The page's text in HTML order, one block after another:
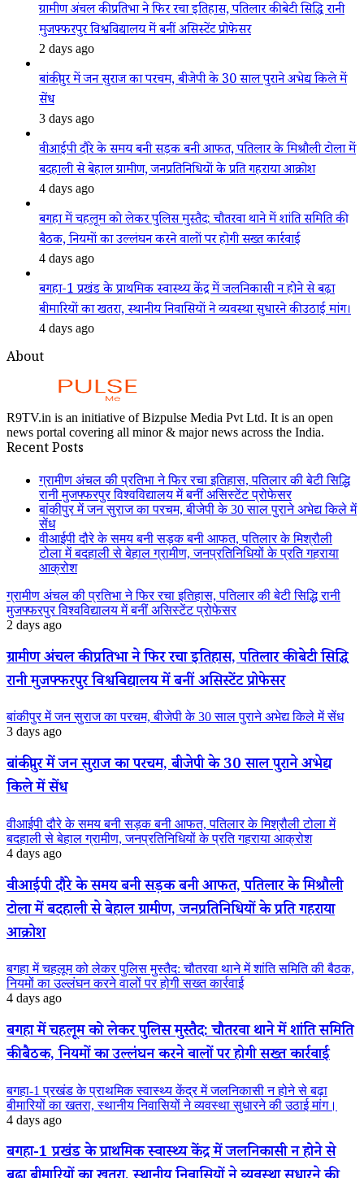
ग्रामीण अंचल की प्रतिभा ने फिर रचा इतिहास, पतिलार की बेटी सिद्धि रानी
मुजफ्फरपुर विश्वविद्यालय में बनीं असिस्टेंट प्रोफेसर
2 days ago
बांकीपुर में जन सुराज का परचम, बीजेपी के 30 साल पुराने अभेद्य किले में
सेंध
3 days ago
वीआईपी दौरे के समय बनी सड़क बनी आफत, पतिलार के मिश्रौली टोला में
बदहाली से बेहाल ग्रामीण, जनप्रतिनिधियों के प्रति गहराया आक्रोश
4 days ago
बगहा में चहलूम को लेकर पुलिस मुस्तैद: चौतरवा थाने में शांति समिति की
बैठक, नियमों का उल्लंघन करने वालों पर होगी सख्त कार्रवाई
4 days ago
बगहा-1 प्रखंड के प्राथमिक स्वास्थ्य केंद्र में जलनिकासी न होने से बढ़ा
बीमारियों का खतरा, स्थानीय निवासियों ने व्यवस्था सुधारने की उठाई मांग।
4 days ago
About
R9TV.in is an initiative of Bizpulse Media Pvt Ltd. It is an open
news portal covering all minor & major news across the India.
Recent Posts
ग्रामीण अंचल की प्रतिभा ने फिर रचा इतिहास, पतिलार की बेटी सिद्धि
रानी मुजफ्फरपुर विश्वविद्यालय में बनीं असिस्टेंट प्रोफेसर
बांकीपुर में जन सुराज का परचम, बीजेपी के 30 साल पुराने अभेद्य किले में
सेंध
वीआईपी दौरे के समय बनी सड़क बनी आफत, पतिलार के मिश्रौली
टोला में बदहाली से बेहाल ग्रामीण, जनप्रतिनिधियों के प्रति गहराया
आक्रोश
ग्रामीण अंचल की प्रतिभा ने फिर रचा इतिहास, पतिलार की बेटी सिद्धि रानी
मुजफ्फरपुर विश्वविद्यालय में बनीं असिस्टेंट प्रोफेसर
2 days ago
ग्रामीण अंचल की प्रतिभा ने फिर रचा इतिहास, पतिलार की बेटी सिद्धि
रानी मुजफ्फरपुर विश्वविद्यालय में बनीं असिस्टेंट प्रोफेसर
बांकीपुर में जन सुराज का परचम, बीजेपी के 30 साल पुराने अभेद्य किले में सेंध
3 days ago
बांकीपुर में जन सुराज का परचम, बीजेपी के 30 साल पुराने अभेद्य
किले में सेंध
वीआईपी दौरे के समय बनी सड़क बनी आफत, पतिलार के मिश्रौली टोला में
बदहाली से बेहाल ग्रामीण, जनप्रतिनिधियों के प्रति गहराया आक्रोश
4 days ago
वीआईपी दौरे के समय बनी सड़क बनी आफत, पतिलार के मिश्रौली
टोला में बदहाली से बेहाल ग्रामीण, जनप्रतिनिधियों के प्रति गहराया
आक्रोश
बगहा में चहलूम को लेकर पुलिस मुस्तैद: चौतरवा थाने में शांति समिति की बैठक,
नियमों का उल्लंघन करने वालों पर होगी सख्त कार्रवाई
4 days ago
बगहा में चहलूम को लेकर पुलिस मुस्तैद: चौतरवा थाने में शांति समिति
की बैठक, नियमों का उल्लंघन करने वालों पर होगी सख्त कार्रवाई
बगहा-1 प्रखंड के प्राथमिक स्वास्थ्य केंद्र में जलनिकासी न होने से बढ़ा
बीमारियों का खतरा, स्थानीय निवासियों ने व्यवस्था सुधारने की उठाई मांग।
4 days ago
बगहा-1 प्रखंड के प्राथमिक स्वास्थ्य केंद्र में जलनिकासी न होने से